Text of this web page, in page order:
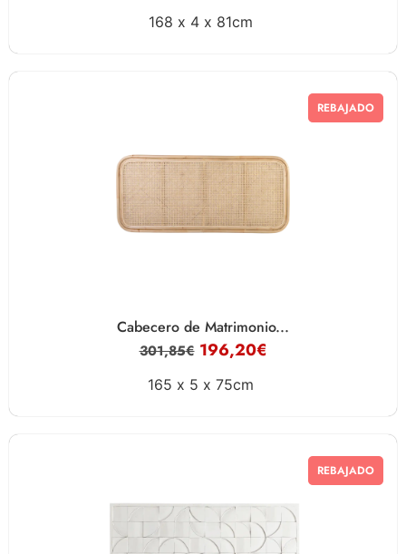
168 x 4 x 81cm
REBAJADO
Cabecero de Matrimonio...
301,85€ 196,20€
165 x 5 x 75cm
REBAJADO